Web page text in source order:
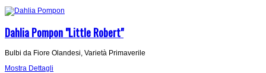
Dahlia Pompon "Little Robert"
Bulbi da Fiore Olandesi, Varietà Primaverile
Mostra Dettagli